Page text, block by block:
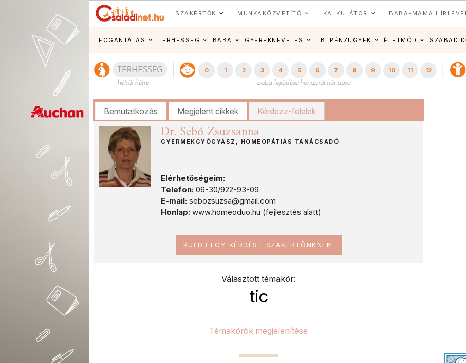
SZAKÉRTŐK MUNKAKÖZVETÍTŐ KALKULÁTOR BABA-MAMA
FOGANTATÁS TERHESSÉG BABA GYEREKNEVELÉS TB, PÉNZÜGYEK ÉLETMÓD
0 1 2 3 4 5 6 7 8 9 10 11 12
Bemutatkozás Megjelent cikkek Kérdezz-felelek
Dr. Sebő Zsuzsanna
GYERMEKGYÓGYÁSZ, HOMEOPÁTIÁS TANÁCSADÓ
Elérhetőségeim:
Telefon: 06-30/922-93-09
E-mail: sebozsuzsa@gmail.com
Honlap: www.homeoduo.hu (fejlesztés alatt)
KÜLDJ EGY KÉRDÉST SZAKÉRTŐNKNEK!
Választott témakör:
tic
Témakörök megjelenítése